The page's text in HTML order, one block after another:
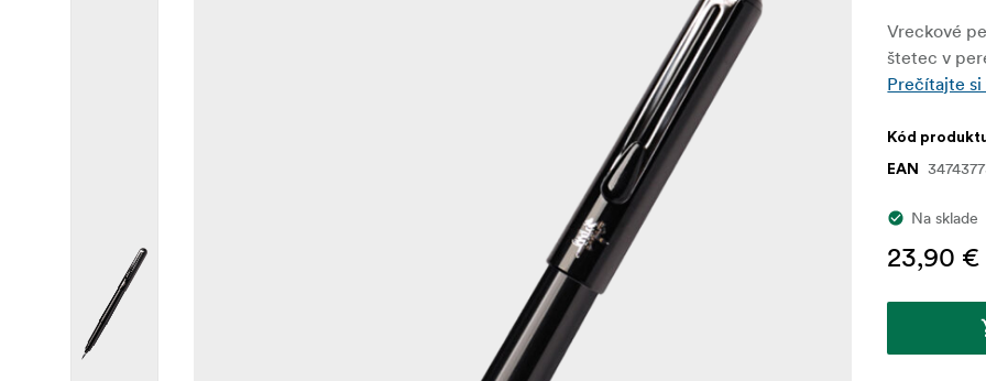
Vreckové
štetec v
Prečítajte si
Kód
EAN
Na sklade
23,90 €